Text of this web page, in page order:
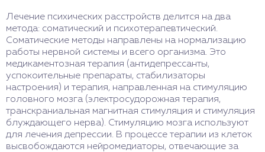
Лечение психических расстройств делится на два
метода: соматический и психотерапевтический.
Соматические методы направлены на нормализацию
работы нервной системы и всего организма. Это
медикаментозная терапия (антидепрессанты,
успокоительные препараты, стабилизаторы
настроения) и терапия, направленная на стимуляцию
головного мозга (электросудорожная терапия,
транскраниальная магнитная стимуляция и стимуляция
блуждающего нерва). Стимуляцию мозга используют
для лечения депрессии. В процессе терапии из клеток
высвобождаются нейромедиаторы, отвечающие за